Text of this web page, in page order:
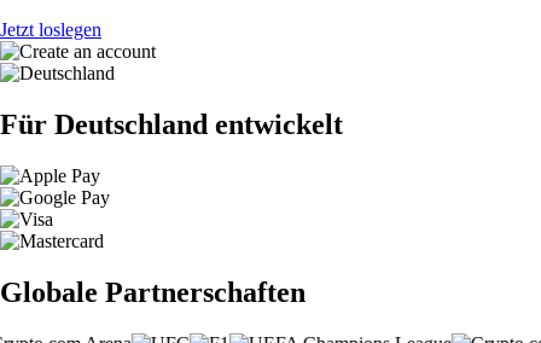
Jetzt loslegen
Für Deutschland entwickelt
Globale Partnerschaften